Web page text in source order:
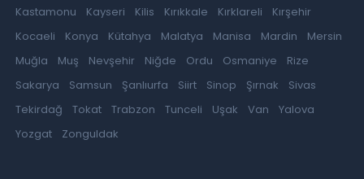
Kastamonu Kayseri Kilis Kırıkkale Kırklareli
Kırşehir
Kocaeli
Konya Kütahya Malatya Manisa Mardin
Mersin
Muğla
Muş Nevşehir Niğde Ordu Osmaniye
Rize
Sakarya
Samsun Şanlıurfa Siirt Sinop Şırnak
Sivas
Tekirdağ
Tokat Trabzon Tunceli Uşak Van
Yalova
Yozgat
Zonguldak